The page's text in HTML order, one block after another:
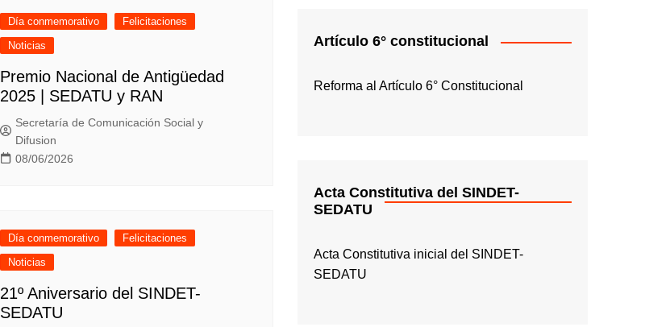
Día conmemorativo
Felicitaciones
Noticias
Premio Nacional de Antigüedad
2025 | SEDATU y RAN
Secretaría de Comunicación Social y
Difusion
08/06/2026
Día conmemorativo
Felicitaciones
Noticias
21º Aniversario del SINDET-
SEDATU
Artículo 6° constitucional
Reforma al Artículo 6° Constitucional
Acta Constitutiva del SINDET-
SEDATU
Acta Constitutiva inicial del SINDET-
SEDATU